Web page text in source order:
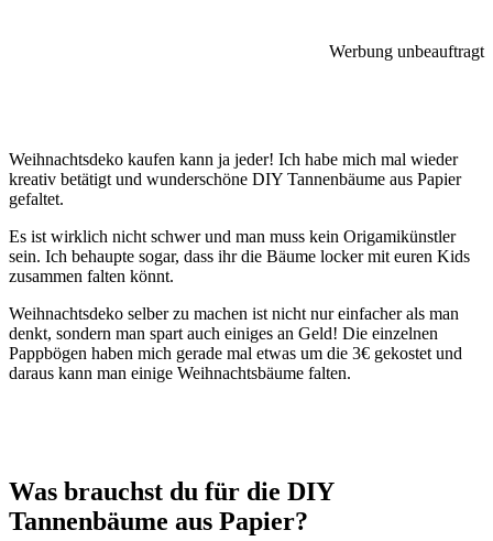
Werbung unbeauftragt
Weihnachtsdeko kaufen kann ja jeder! Ich habe mich mal wieder
kreativ betätigt und wunderschöne DIY Tannenbäume aus Papier
gefaltet.
Es ist wirklich nicht schwer und man muss kein Origamikünstler
sein. Ich behaupte sogar, dass ihr die Bäume locker mit euren Kids
zusammen falten könnt.
Weihnachtsdeko selber zu machen ist nicht nur einfacher als man
denkt, sondern man spart auch einiges an Geld! Die einzelnen
Pappbögen haben mich gerade mal etwas um die 3€ gekostet und
daraus kann man einige Weihnachtsbäume falten.
Was brauchst du für die DIY
Tannenbäume aus Papier?